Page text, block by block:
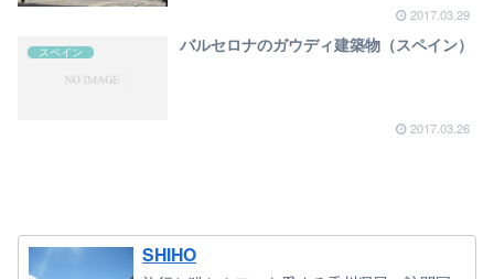
2017.03.29
スペイン バルセロナのガウディ建築物（スペイン）
2017.03.26
SHIHO